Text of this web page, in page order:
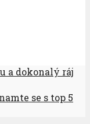
a dokonalý ráj
se s top 5